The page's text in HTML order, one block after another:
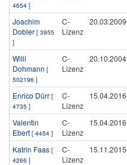
4654 ]
Joachim
Dobler [ 3955
]
C-
Lizenz
20.03.2009
Willi
Dohmann [
502196 ]
C-
Lizenz
20.10.2004
Enrico Dürr [
4735 ]
C-
Lizenz
15.04.2016
Valentin
Ebert [ 4454 ]
C-
Lizenz
15.04.2016
Katrin Faas [
4266 ]
C-
Lizenz
15.11.2015